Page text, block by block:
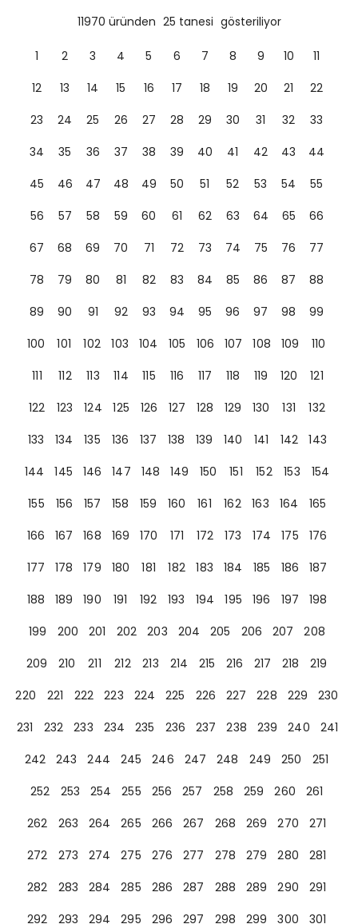
11970 üründen 25 tanesi gösteriliyor
1 2 3 4 5 6 7 8 9 10
11
12
13 14 15 16 17 18 19 20 21
22
23
24 25 26 27 28 29 30 31 32
33
34
35 36 37 38 39 40 41 42 43
44
45
46 47 48 49 50 51 52 53 54
55
56
57 58 59 60 61 62 63 64 65
66
67
68 69 70 71 72 73 74 75 76
77
78
79 80 81 82 83 84 85 86 87
88
89
90 91 92 93 94 95 96 97 98
99
100
101 102 103 104 105 106 107 108 109
110
111
112 113 114 115 116 117 118 119 120
121
122
123 124 125 126 127 128 129 130 131
132
133
134 135 136 137 138 139 140 141 142
143
144
145 146 147 148 149 150 151 152 153
154
155
156 157 158 159 160 161 162 163 164
165
166
167 168 169 170 171 172 173 174 175
176
177
178 179 180 181 182 183 184 185 186
187
188
189 190 191 192 193 194 195 196 197
198
199
200 201 202 203 204 205 206 207
208
209
210 211 212 213 214 215 216 217 218
219
220
221 222 223 224 225 226 227 228 229
230
231
232 233 234 235 236 237 238 239 240
241
242
243 244 245 246 247 248 249 250
251
252
253 254 255 256 257 258 259 260
261
262
263 264 265 266 267 268 269 270
271
272
273 274 275 276 277 278 279 280
281
282
283 284 285 286 287 288 289 290
291
292
293 294 295 296 297 298 299 300 301